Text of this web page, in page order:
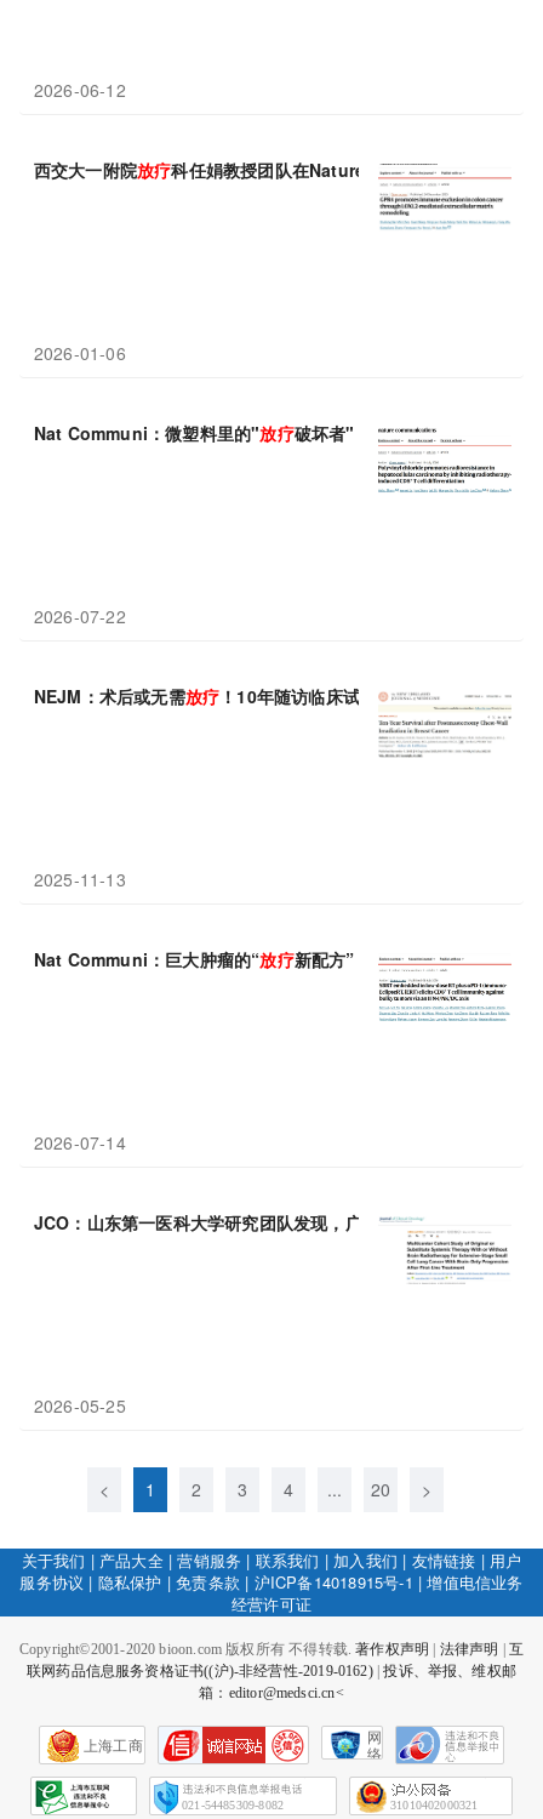
2026-06-12
西交大一附院放疗科任娟教授团队在Nature Communications上
2026-01-06
Nat Communi：微塑料里的"放疗破坏者"，中国学者发现聚氯乙
2026-07-22
NEJM：术后或无需放疗 ！10年随访临床试验结果显示，中等风
2025-11-13
Nat Communi：巨大肿瘤的“放疗新配方”，四川大学卢铀/薛建新
2026-07-14
JCO：山东第一医科大学研究团队发现，广泛期小细胞肺癌脑寡
2026-05-25
< 1 2 3 4 ... 20 >
关于我们 | 产品大全|营销服务 | 联系我们 | 加入我们 | 友情链接 | 用户
服务协议 | 隐私保护 |免责条款 | 沪ICP备14018915号-1 |增值电信业务
经营许可证
Copyright©2001-2020 bioon.com 版权所有 不得转载.著作权声明 法律声明
互
联网药品信息服务资格证书((沪)-非经营性-2019-0162)|投诉、举报、维权邮
箱：editor@medsci.cn<
上海工商
网
络
会
征
021-54485309-8082 31010402000321